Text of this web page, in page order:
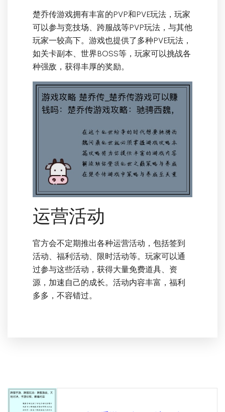
楚乔传游戏拥有丰富的PVP和PVE玩法，玩家
可以参与竞技场、跨服战等PVP玩法，与其他
玩家一较高下。游戏也提供了多种PVE玩法，
如关卡副本、世界BOSS等，玩家可以挑战各
种强敌，获得丰厚的奖励。
运营活动
官方会不定期推出各种运营活动，包括签到
活动、福利活动、限时活动等。玩家可以通
过参与这些活动，获得大量免费道具、资
源，加速自己的成长。活动内容丰富，福利
多多，不容错过。